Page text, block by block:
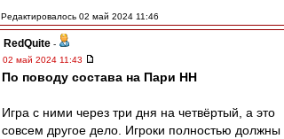
Редактировалось 02 май 2024 11:46
RedQuite -
02 май 2024 11:43
По поводу состава на Пари НН
Игра с ними через три дня на четвёртый, а это
совсем другое дело. Игроки полностью должны